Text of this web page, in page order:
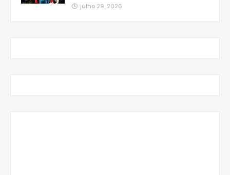
julho 29, 2026